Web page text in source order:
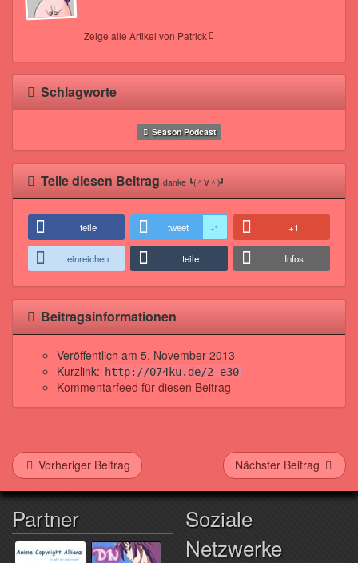
Zeige alle Artikel von Patrick
Schlagworte
Season Podcast
Teile diesen Beitragdanke ┗(＾∀＾)┛
teile tweet -1 +1
einreichen teile Infos
Beitragsinformationen
Veröffentlich am 5. November 2013
Kurzlink: http://074ku.de/2-e30
Kommentarfeed für diesen Beitrag
Vorheriger Beitrag Nächster Beitrag
Partner
Soziale
Netzwerke